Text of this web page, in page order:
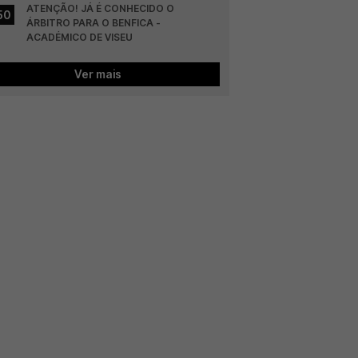
ATENÇÃO! JÁ É CONHECIDO O
ÁRBITRO PARA O BENFICA -
ACADÉMICO DE VISEU
Ver mais